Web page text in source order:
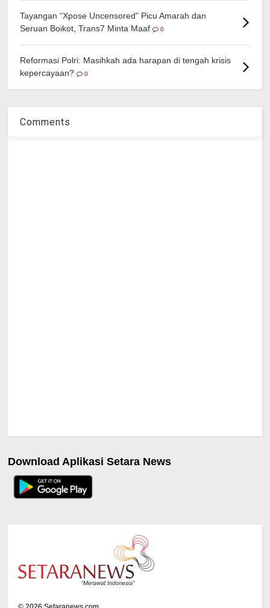
Tayangan “Xpose Uncensored” Picu Amarah dan
Seruan Boikot, Trans7 Minta Maaf
0
Reformasi Polri: Masihkah ada harapan di tengah krisis
kepercayaan?
0
Comments
Download Aplikasi Setara News